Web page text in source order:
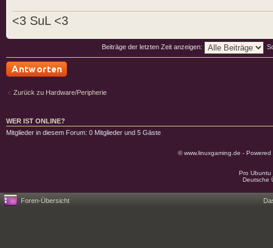
<3 SuL <3
Beiträge der letzten Zeit anzeigen:
Zurück zu Hardware/Peripherie
WER IST ONLINE?
Mitglieder in diesem Forum: 0 Mitglieder und 5 Gäste
© www.linuxgaming.de -
Pro
Deutsche
Foren-Übersicht